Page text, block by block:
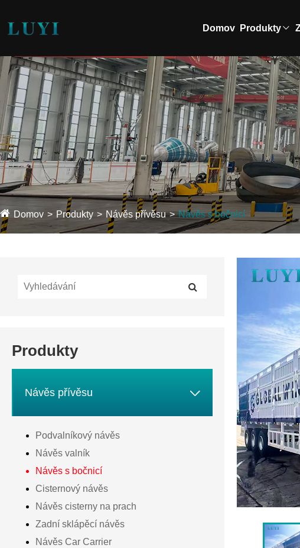
Domov Produkty
Domov Produkty Návěs přívěsu Návěs s bočnicí
Produkty
Návěs přívěsu 
Podvalníkový návěs
Návěs valník
Návěs s bočnicí
Cisternový návěs
Návěs cisterny na prach
Zadní sklápěcí návěs
Návěs Car Carrier